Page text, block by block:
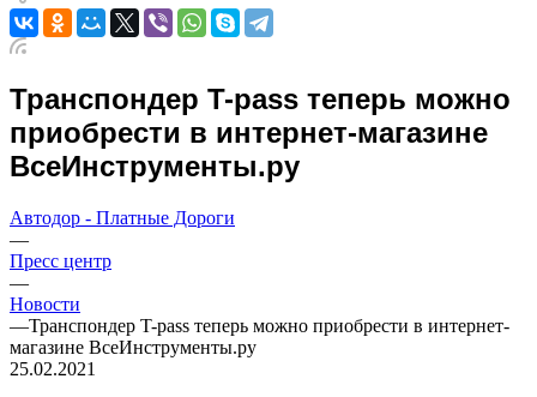
Транспондер T-pass теперь можно
приобрести в интернет-магазине
ВсеИнструменты.ру
Автодор - Платные Дороги
—
Пресс центр
—
Новости
—Транспондер T-pass теперь можно приобрести в интернет-
магазине ВсеИнструменты.ру
25.02.2021